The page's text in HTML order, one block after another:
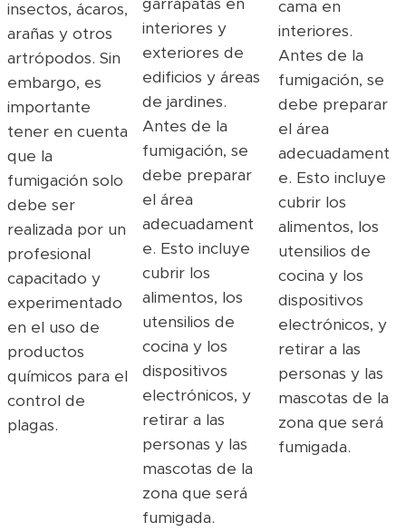
insectos, ácaros,
arañas y otros
artrópodos. Sin
embargo, es
importante
tener en cuenta
que la
fumigación solo
debe ser
realizada por un
profesional
capacitado y
experimentado
en el uso de
productos
químicos para el
control de
plagas.
interiores y
exteriores de
edificios y áreas
de jardines.
Antes de la
fumigación, se
debe preparar
el área
adecuadament
e. Esto incluye
cubrir los
alimentos, los
utensilios de
cocina y los
dispositivos
electrónicos, y
retirar a las
personas y las
mascotas de la
zona que será
fumigada.
cama en
interiores.
Antes de la
fumigación, se
debe preparar
el área
adecuadament
e. Esto incluye
cubrir los
alimentos, los
utensilios de
cocina y los
dispositivos
electrónicos, y
retirar a las
personas y las
mascotas de la
zona que será
fumigada.